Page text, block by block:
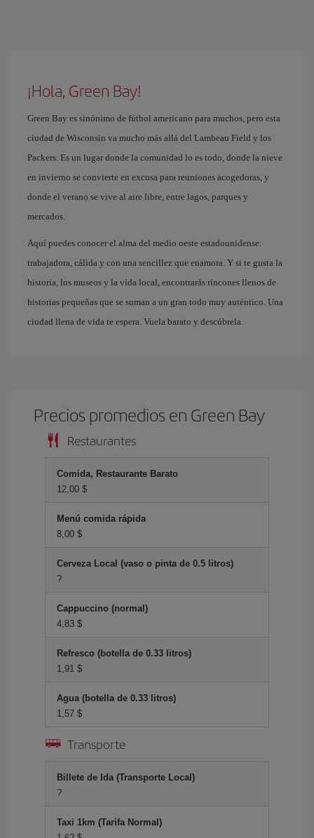
¡Hola, Green Bay!
Green Bay es sinónimo de fútbol americano para muchos, pero esta
ciudad de Wisconsin va mucho más allá del Lambeau Field y los
Packers. Es un lugar donde la comunidad lo es todo, donde la nieve
en invierno se convierte en excusa para reuniones acogedoras, y
donde el verano se vive al aire libre, entre lagos, parques y
mercados.
Aquí puedes conocer el alma del medio oeste estadounidense:
trabajadora, cálida y con una sencillez que enamora. Y si te gusta la
historia, los museos y la vida local, encontrarás rincones llenos de
historias pequeñas que se suman a un gran todo muy auténtico. Una
ciudad llena de vida te espera. Vuela barato y descúbrela.
Precios promedios en Green Bay
Restaurantes
Comida, Restaurante Barato
12,00 $
Menú comida rápida
8,00 $
Cerveza Local (vaso o pinta de 0.5 litros)
?
Cappuccino (normal)
4,83 $
Refresco (botella de 0.33 litros)
1,91 $
Agua (botella de 0.33 litros)
1,57 $
Transporte
Billete de Ida (Transporte Local)
?
Taxi 1km (Tarifa Normal)